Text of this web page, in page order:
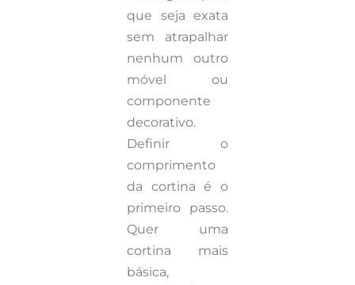
que seja exata
sem atrapalhar
nenhum outro
móvel ou
componente
decorativo.
Definir o
comprimento
da cortina é o
primeiro passo.
Quer uma
cortina mais
básica,